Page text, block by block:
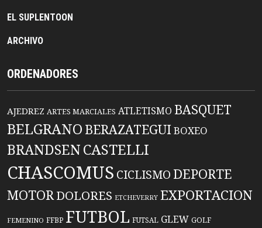
EL SUPLENTOON
ARCHIVO
ORDENADORES
AJEDREZ ARTES MARCIALES ATLETISMO BASQUET
BELGRANO BERAZATEGUIBOXEO
BRANDSENCASTELLI
CHASCOMUS CICLISMO DEPORTE
MOTORDOLORES ETCHEVERRY EXPORTACION
FEMENINO FFBP FUTBOL FUTSAL GLEW GOLF